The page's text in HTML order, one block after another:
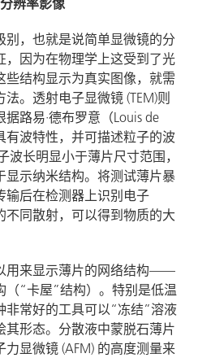
辨率影像
，也就是说简单显微镜的分
，因为在物理学上这受到了光
结构显示为真实图像，就需
。透射电子显微镜 (TEM)则
路易·德布罗意（Louis de
有波特性，并可描述粒子的波
波长明显小于薄片尺寸范围，
显示纳米结构。将测试薄片暴
输后在检测器上识别电子
不同散射，可以得到物质的大
用来显示薄片的网络结构——
（“卡屋”结构）。特别是低温
非常好的工具可以“冻结”溶液
其形态。分散液中蒙脱石薄片
显微镜 (AFM) 的高度测量来